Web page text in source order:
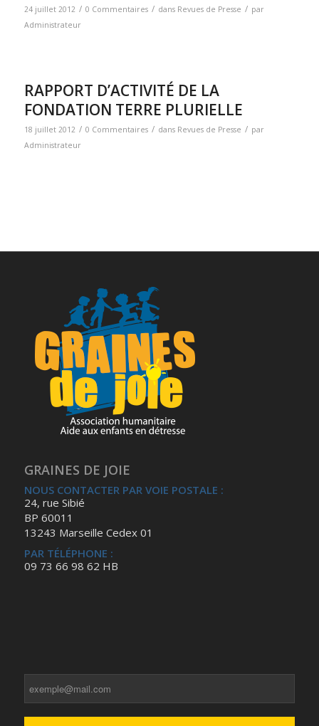
24 juillet 2012 / 0 Commentaires / dans Revues de Presse / par
Administrateur
RAPPORT D’ACTIVITÉ DE LA
FONDATION TERRE PLURIELLE
18 juillet 2012 / 0 Commentaires / dans Revues de Presse / par
Administrateur
GRAINES DE JOIE
NOUS CONTACTER PAR VOIE POSTALE :
24, rue Sibié
BP 60011
13243 Marseille Cedex 01
PAR TÉLÉPHONE :
09 73 66 98 62 HB